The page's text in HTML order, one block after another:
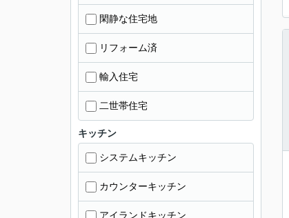
閑静な住宅地
リフォーム済
輸入住宅
二世帯住宅
キッチン
システムキッチン
カウンターキッチン
アイランドキッチン